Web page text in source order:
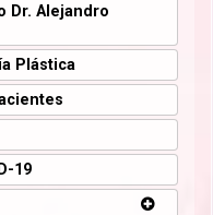
Dr. Alejandro
Plástica
19